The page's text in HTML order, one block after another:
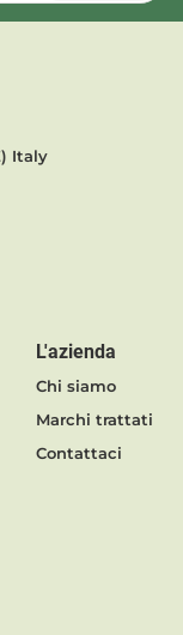
Italy
L'azienda
Chi siamo
Marchi trattati
Contattaci